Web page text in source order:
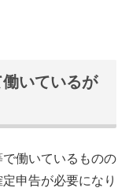
いているが
働いているものの
申告が必要になり